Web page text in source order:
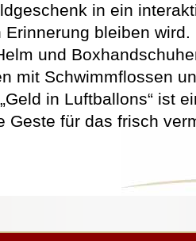
in ein
Erinnerung bleiben
und
mit Schwimmflossen
in Luftballons“ ist
Geste für das frisch